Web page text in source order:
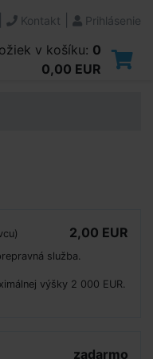
Kontakt Prihlásenie
v košíku: 0
0,00 EUR
2,00 EUR
služba.
výšky 2 000 EUR.
zadarmo